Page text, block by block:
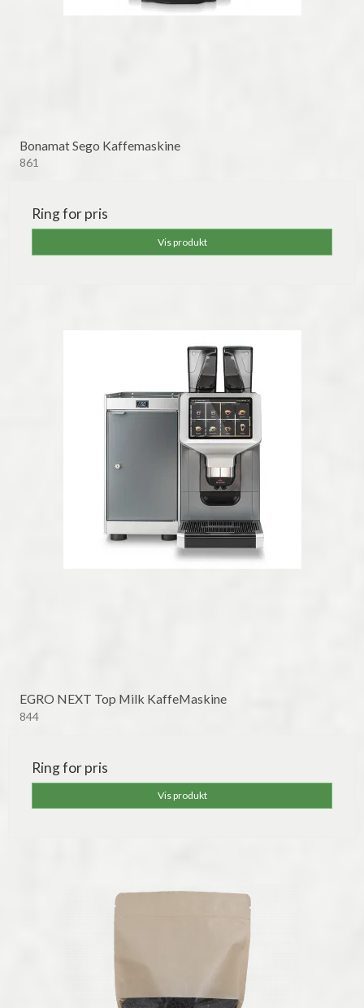
Bonamat Sego Kaffemaskine
861
Ring for pris
Vis produkt
EGRO NEXT Top Milk KaffeMaskine
844
Ring for pris
Vis produkt